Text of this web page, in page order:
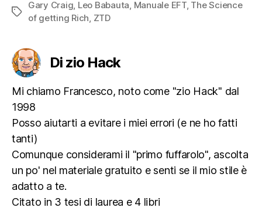
Tag
Gary Craig, Leo Babauta, Manuale EFT, The Science
of getting Rich, ZTD
Di zio Hack
Mi chiamo Francesco, noto come "zio Hack" dal
1998
Posso aiutarti a evitare i miei errori (e ne ho fatti
tanti)
Comunque considerami il "primo fuffarolo", ascolta
un po' nel materiale gratuito e senti se il mio stile è
adatto a te.
Citato in 3 tesi di laurea e 4 libri